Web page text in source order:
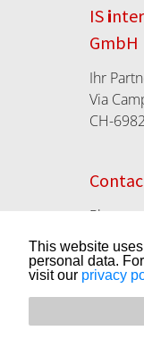
This website
personal data.
visit our privacy
IS inter
GmbH
Ihr
Via
CH-
Phone: